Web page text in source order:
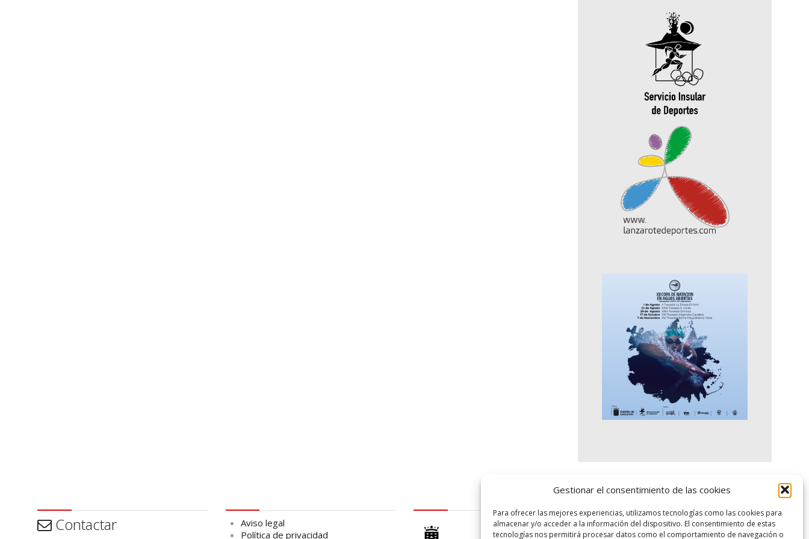
Gestionar el consentimiento de las cookies
Para ofrecer las mejores experiencias, utilizamos tecnologías como las cookies para
almacenar y/o acceder a la información del dispositivo. El consentimiento de estas
tecnologías nos permitirá procesar datos como el comportamiento de navegación o
Contactar
Aviso legal
Política de privacidad
logo SID